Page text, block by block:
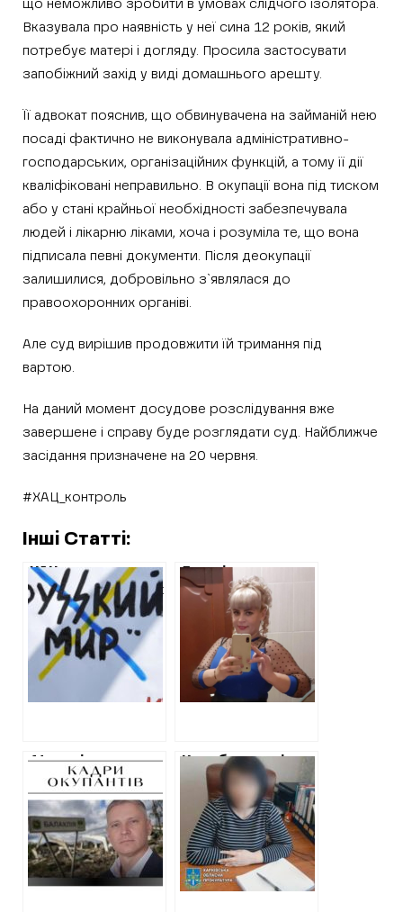
що неможливо зробити в умовах слідчого ізолятора.
Вказувала про наявність у неї сина 12 років, який
потребує матері і догляду. Просила застосувати
запобіжний захід у виді домашнього арешту.
Її адвокат пояснив, що обвинувачена на займаній нею
посаді фактично не виконувала адміністративно-
господарських, організаційних функцій, а тому її дії
кваліфіковані неправильно. В окупації вона під тиском
або у стані крайньої необхідності забезпечувала
людей і лікарню ліками, хоча і розуміла те, що вона
підписала певні документи. Після деокупації
залишилися, добровільно з`являлася до
правоохоронних органіві.
Але суд вирішив продовжити їй тримання під
вартою.
На даний момент досудове розслідування вже
завершене і справу буде розглядати суд. Найближче
засідання призначене на 20 червня.
#ХАЦ_контроль
Інші Статті:
ХАЦ
ідентифікував так
званого
«начальника
відділу ЖКГ» в
Ізюмі та
помічника
гауляйтера
отримали
підозри за
колабораціонізм
5 років
позбавлення волі
– вирок для
гауляйтерши
Савинців
Ізюмського
району
14 років тюрми –
вирок
“начальнику
міліції Балаклії” в
окупації
Колаборантці з
Борової, про яку
писав ХАЦ,
оголосили
підозру